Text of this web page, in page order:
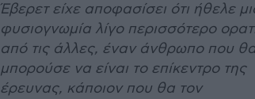
Έβερετ είχε αποφασίσει ότι ήθελε
φυσιογνωμία λίγο περισσότερο
από τις άλλες, έναν άνθρωπο που
μπορούσε να είναι το επίκεντρο της
έρευνας, κάποιον που θα τον